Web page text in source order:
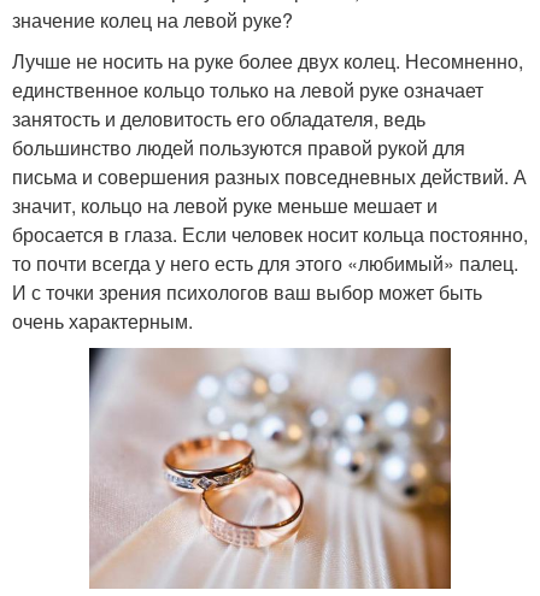
значение колец на левой руке?
Лучше не носить на руке более двух колец. Несомненно,
единственное кольцо только на левой руке означает
занятость и деловитость его обладателя, ведь
большинство людей пользуются правой рукой для
письма и совершения разных повседневных действий. А
значит, кольцо на левой руке меньше мешает и
бросается в глаза. Если человек носит кольца постоянно,
то почти всегда у него есть для этого «любимый» палец.
И с точки зрения психологов ваш выбор может быть
очень характерным.